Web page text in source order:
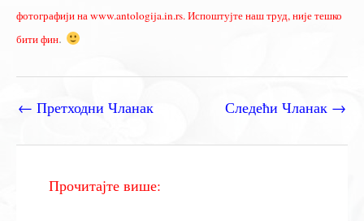
фотографији на www.antologija.in.rs. Испоштујте наш труд, није тешко
бити фин.
← Претходни Чланак Следећи Чланак →
Прочитајте више: